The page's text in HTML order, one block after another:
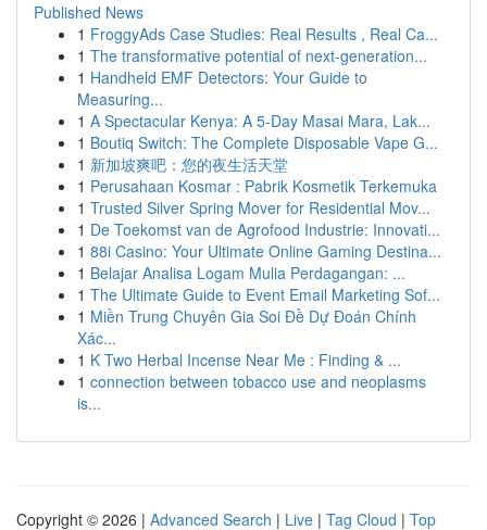
Published News
1 FroggyAds Case Studies: Real Results , Real Ca...
1 The transformative potential of next-generation...
1 Handheld EMF Detectors: Your Guide to
Measuring...
1 A Spectacular Kenya: A 5-Day Masai Mara, Lak...
1 Boutiq Switch: The Complete Disposable Vape G...
1 新加坡爽吧：您的夜生活天堂
1 Perusahaan Kosmar : Pabrik Kosmetik Terkemuka
1 Trusted Silver Spring Mover for Residential Mov...
1 De Toekomst van de Agrofood Industrie: Innovati...
1 88i Casino: Your Ultimate Online Gaming Destina...
1 Belajar Analisa Logam Mulia Perdagangan: ...
1 The Ultimate Guide to Event Email Marketing Sof...
1 Miền Trung Chuyên Gia Soi Đề Dự Đoán Chính
Xác...
1 K Two Herbal Incense Near Me : Finding & ...
1 connection between tobacco use and neoplasms
is...
Copyright © 2026 | Advanced Search | Live | Tag Cloud | Top